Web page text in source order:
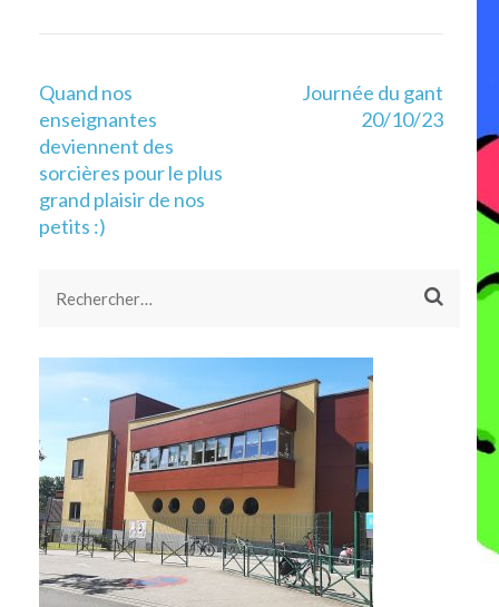
Navigation
de
l’article
Quand nos
enseignantes
deviennent des
sorcières pour le plus
grand plaisir de nos
petits :)
Journée du gant
20/10/23
Rechercher :